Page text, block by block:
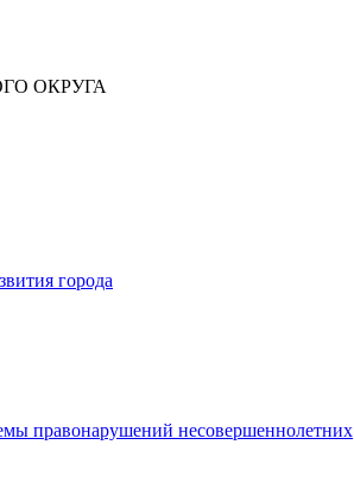
ОКРУГА
города
правонарушений несовершеннолетних